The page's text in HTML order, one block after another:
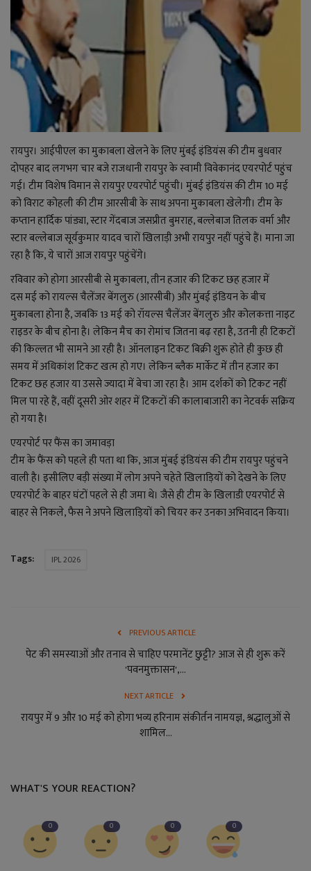
राजनीति
बिजनेस
मनोरंजन
ज्ञान विज्ञान
करिअर
वाद विवाद
संपादकीय
धर्म
लाइफ स्टाइल
जोक्स
सोशल मीडिया
Gallery
रायपुर। आईपीएल का मुकाबला खेलने के लिए मुंबई इंडियंस की टीम बुधवार
दोपहर बाद लगभग चार बजे राजधानी रायपुर के स्वामी विवेकानंद एयरपोर्ट पहुंच
गई। टीम विशेष विमान से रायपुर एयरपोर्ट पहुंची। मुंबई इंडियंस की टीम 10 मई
को विराट कोहली की टीम आरसीबी के साथ अपना मुकाबला खेलेगी। टीम के
कप्तान हार्दिक पांड्या, स्टार गेंदबाज जसप्रीत बुमराह, बल्लेबाज तिलक वर्मा और
स्टार बल्लेबाज सूर्यकुमार यादव चारों खिलाड़ी अभी रायपुर नहीं पहुंचे हैं। माना जा
रहा है कि, ये चारों आज रायपुर पहुंचेंगे।
रविवार को होगा आरसीबी से मुकाबला, तीन हजार की टिकट छह हजार में
दस मई को रायल्स चैलेंजर बेंगलुरु (आरसीबी) और मुंबई इंडियन के बीच
मुकाबला होना है, जबकि 13 मई को रॉयल्स चैलेंजर बेंगलुरु और कोलकत्ता नाइट
राइडर के बीच होना है। लेकिन मैच का रोमांच जितना बढ़ रहा है, उतनी ही टिकटों
की किल्लत भी सामने आ रही है। ऑनलाइन टिकट बिक्री शुरू होते ही कुछ ही
समय में अधिकांश टिकट खत्म हो गए। लेकिन ब्लैक मार्केट में तीन हजार का
टिकट छह हजार या उससे ज्यादा में बेचा जा रहा है। आम दर्शकों को टिकट नहीं
मिल पा रहे हैं, वहीं दूसरी ओर शहर में टिकटों की कालाबाजारी का नेटवर्क सक्रिय
हो गया है।
एयरपोर्ट पर फैंस का जमावड़ा
टीम के फैंस को पहले ही पता था कि, आज मुंबई इंडियंस की टीम रायपुर पहुंचने
वाली है। इसीलिए बड़ी संख्या में लोग अपने चहेते खिलाड़ियों को देखने के लिए
एयरपोर्ट के बाहर घंटों पहले से ही जमा थे। जैसे ही टीम के खिलाडी एयरपोर्ट से
बाहर से निकले, फैस ने अपने खिलाड़ियों को चियर कर उनका अभिवादन किया।
Tags: IPL 2026
PREVIOUS ARTICLE
पेट की समस्याओं और तनाव से चाहिए परमानेंट छुट्टी? आज से ही शुरू करें
'पवनमुक्तासन',...
NEXT ARTICLE
रायपुर में 9 और 10 मई को होगा भव्य हरिनाम संकीर्तन नामयज्ञ, श्रद्धालुओं से
शामिल...
WHAT'S YOUR REACTION?
0 0 0 0